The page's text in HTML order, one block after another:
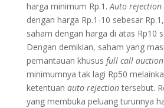
harga minimum Rp.1.Auto rejection
dengan harga Rp.1-10 sebesar
saham dengan harga di atas Rp10
Dengan demikian, saham yang
pemantauan khusus full call auction
minimumnya tak lagi Rp50
ketentuan auto rejectiontersebut.
yang membuka peluang turunnya